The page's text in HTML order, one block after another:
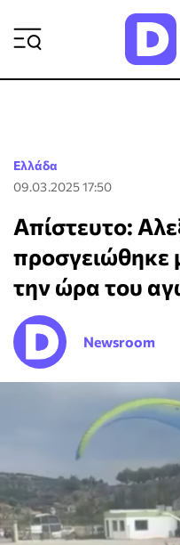
Ελλάδα
09.03.2025 17:50
Απίστευτο:
προσγειώθηκε
την ώρα του
Newsroom